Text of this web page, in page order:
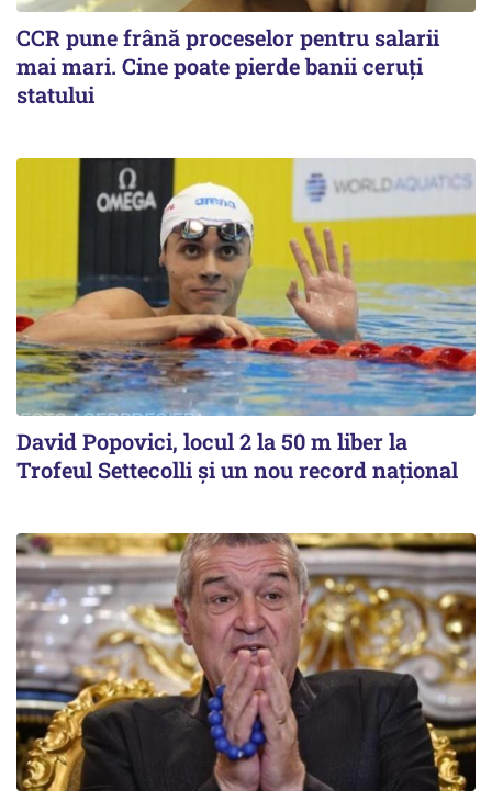
CCR pune frână proceselor pentru salarii
mai mari. Cine poate pierde banii ceruți
statului
David Popovici, locul 2 la 50 m liber la
Trofeul Settecolli și un nou record național